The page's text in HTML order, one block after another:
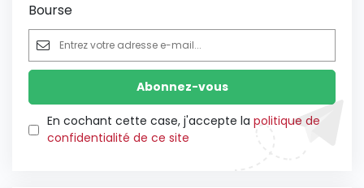
Bourse
En cochant cette case, j'accepte la politique de
confidentialité de ce site